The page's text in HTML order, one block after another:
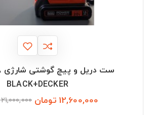
BLACK+DECKER
12,600,000 تومان 21,000,000 تومان